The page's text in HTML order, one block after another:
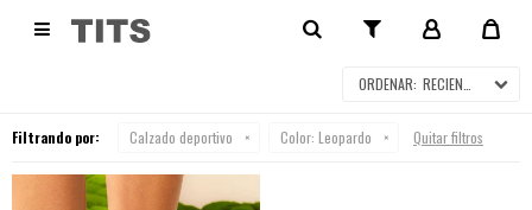
 CALZADO DEPORTIVO
RECIENTES
Filtrando por: Calzado deportivo Color: Leopardo Quitar filtros